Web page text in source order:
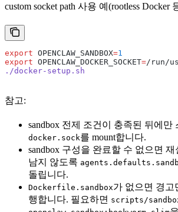
custom socket path 사용 예(rootless Docker
export OPENCLAW_SANDBOX=1
export OPENCLAW_DOCKER_SOCKET=/run/
./docker-setup.sh
참고:
sandbox 전제 조건이 충족된 뒤에만
docker.sock를 mount합니다.
sandbox 구성을 완료할 수 없으면 재
남지 않도록
돌립니다.
Dockerfile.sandbox가 없으면 경고
행합니다. 필요하면 scripts/